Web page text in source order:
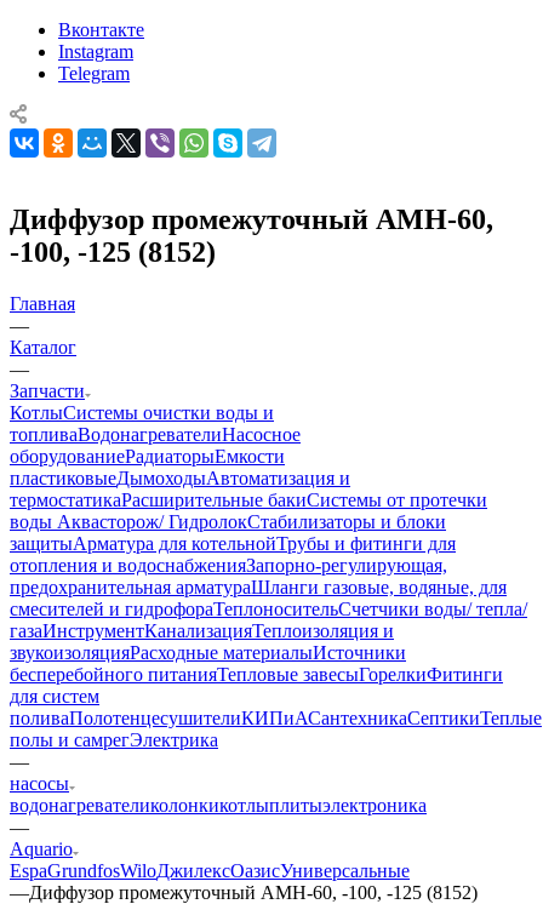
Вконтакте
Instagram
Telegram
Диффузор промежуточный AMH-60,
-100, -125 (8152)
Главная
—
Каталог
—
Запчасти
КотлыСистемы очистки воды и
топливаВодонагревателиНасосное
оборудованиеРадиаторыЕмкости
пластиковыеДымоходыАвтоматизация и
термостатикаРасширительные бакиСистемы от протечки
воды Аквасторож/ ГидролокСтабилизаторы и блоки
защитыАрматура для котельнойТрубы и фитинги для
отопления и водоснабженияЗапорно-регулирующая,
предохранительная арматураШланги газовые, водяные, для
смесителей и гидрофораТеплоносительСчетчики воды/ тепла/
газаИнструментКанализацияТеплоизоляция и
звукоизоляцияРасходные материалыИсточники
бесперебойного питанияТепловые завесыГорелкиФитинги
для систем
поливаПолотенцесушителиКИПиАСантехникаСептикиТеплые
полы и самрегЭлектрика
—
насосы
водонагревателиколонкикотлыплитыэлектроника
—
Aquario
EspaGrundfosWiloДжилексОазисУниверсальные
—Диффузор промежуточный AMH-60, -100, -125 (8152)